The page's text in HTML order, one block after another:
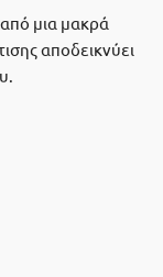
μια μακρά
αποδεικνύει